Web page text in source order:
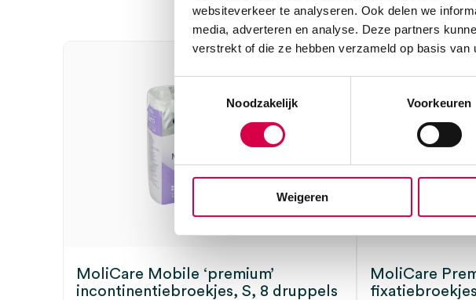
websiteverkeer te analyseren. Ook delen we
media, adverteren en analyse. Deze partners
verstrekt of die ze hebben verzameld op basis van
Toestemmingsselectie
Noodzakelijk
Voorkeuren
Weigeren
Wees de eerste om “MoliCare Mobile ‘premium’ incontinentiebroekjes, S, 6
druppels (14)” te beoordelen
om een beoordeling te plaatsen.
MoliCare Mobile ‘premium’
incontinentiebroekjes, S, 8 druppels
MoliCare